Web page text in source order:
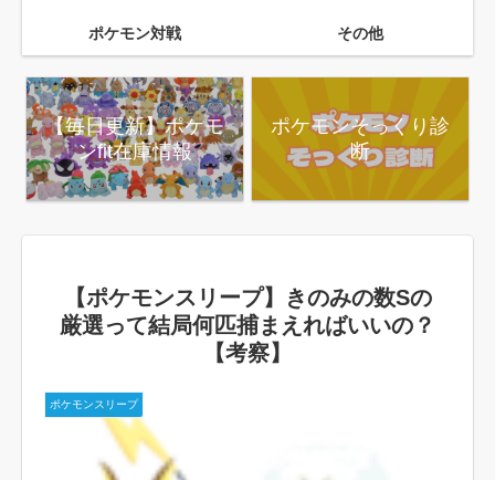
ポケモン対戦 その他
【毎日更新】ポケモ
ンfit在庫情報
ポケモンそっくり診
断
【ポケモンスリープ】きのみの数Sの
厳選って結局何匹捕まえればいいの？
【考察】
ポケモンスリープ